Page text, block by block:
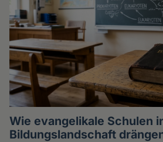
Wie evangelikale Schulen
Bildungslandschaft